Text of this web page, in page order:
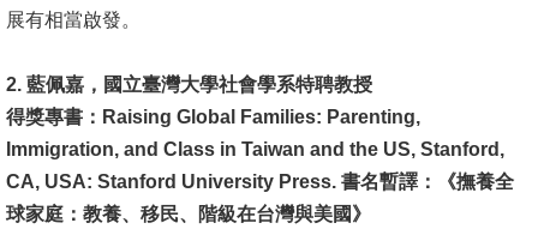
&
輔
捐
款
教
展有相當啟發。
2. 藍佩嘉，國立臺灣大學社會學系特聘教授
得獎專書：Raising Global Families: Parenting,
Immigration, and Class in Taiwan and the US, Stanford,
CA, USA: Stanford University Press. 書名暫譯：《撫養全
球家庭：教養、移民、階級在台灣與美國》